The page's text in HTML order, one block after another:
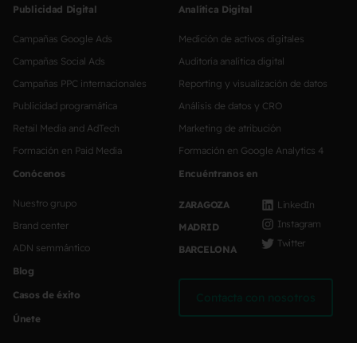
Publicidad Digital
Campañas Google Ads
Campañas Social Ads
Campañas PPC internacionales
Publicidad programática
Retail Media and AdTech
Formación en Paid Media
Analítica Digital
Medición de activos digitales
Auditoría analítica digital
Reporting y visualización de datos
Análisis de datos y CRO
Marketing de atribución
Formación en Google Analytics 4
Conócenos
Nuestro grupo
Brand center
ADN semmántico
Blog
Casos de éxito
Únete
Encuéntranos en
ZARAGOZA
MADRID
BARCELONA
LinkedIn
Instagram
Twitter